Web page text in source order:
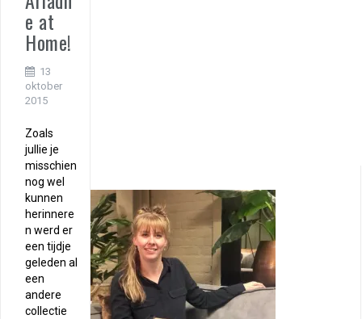
e at
Home!
13
oktober
2015
Zoals
jullie je
misschien
nog wel
kunnen
herinnere
n werd er
een tijdje
geleden al
een
andere
collectie